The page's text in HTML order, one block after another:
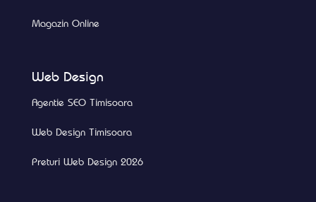
Magazin Online
Web Design
Agentie SEO Timisoara
Web Design Timisoara
Preturi Web Design 2026